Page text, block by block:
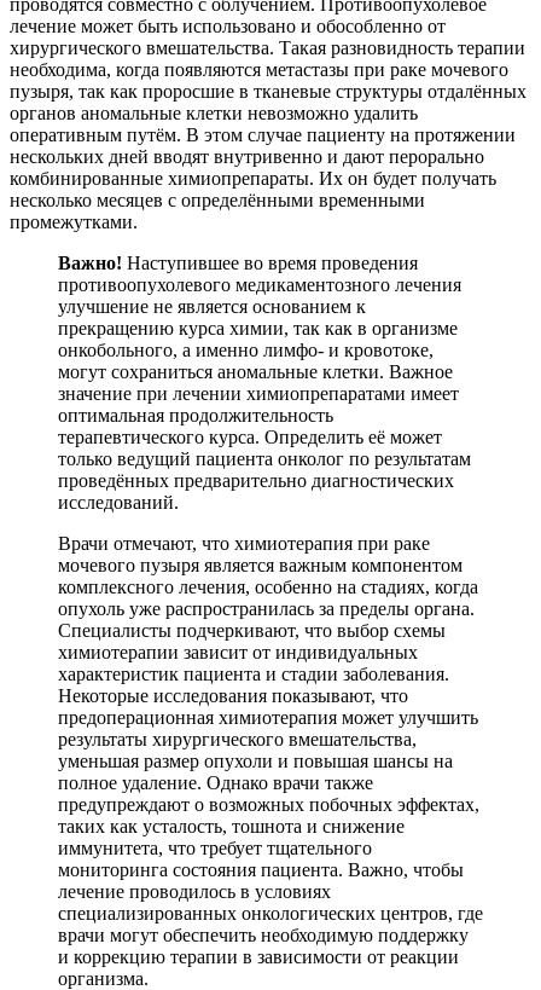
лечение может быть использовано и обособленно от
хирургического вмешательства. Такая разновидность терапии
необходима, когда появляются метастазы при раке мочевого
пузыря, так как проросшие в тканевые структуры отдалённых
органов аномальные клетки невозможно удалить
оперативным путём. В этом случае пациенту на протяжении
нескольких дней вводят внутривенно и дают перорально
комбинированные химиопрепараты. Их он будет получать
несколько месяцев с определёнными временными
промежутками.
Важно! Наступившее во время проведения
противоопухолевого медикаментозного лечения
улучшение не является основанием к
прекращению курса химии, так как в организме
онкобольного, а именно лимфо- и кровотоке,
могут сохраниться аномальные клетки. Важное
значение при лечении химиопрепаратами имеет
оптимальная продолжительность
терапевтического курса. Определить её может
только ведущий пациента онколог по результатам
проведённых предварительно диагностических
исследований.
Врачи отмечают, что химиотерапия при раке
мочевого пузыря является важным компонентом
комплексного лечения, особенно на стадиях, когда
опухоль уже распространилась за пределы органа.
Специалисты подчеркивают, что выбор схемы
химиотерапии зависит от индивидуальных
характеристик пациента и стадии заболевания.
Некоторые исследования показывают, что
предоперационная химиотерапия может улучшить
результаты хирургического вмешательства,
уменьшая размер опухоли и повышая шансы на
полное удаление. Однако врачи также
предупреждают о возможных побочных эффектах,
таких как усталость, тошнота и снижение
иммунитета, что требует тщательного
мониторинга состояния пациента. Важно, чтобы
лечение проводилось в условиях
специализированных онкологических центров, где
врачи могут обеспечить необходимую поддержку
и коррекцию терапии в зависимости от реакции
организма.